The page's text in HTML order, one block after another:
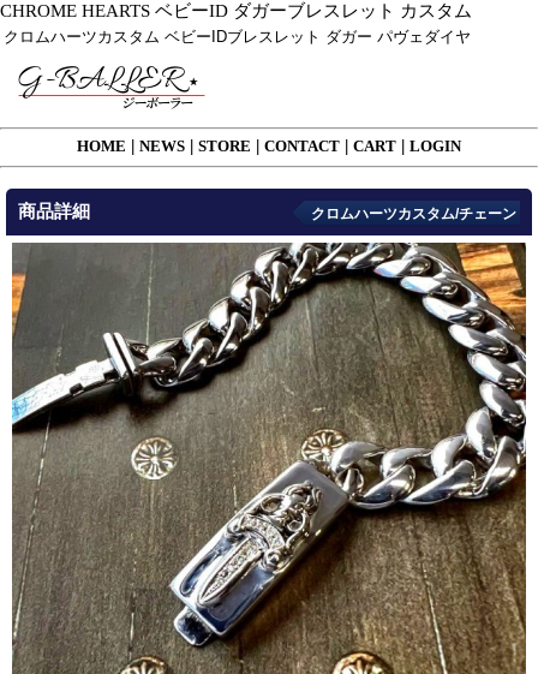
CHROME HEARTS ベビーID ダガーブレスレット カスタム
クロムハーツカスタム ベビーIDブレスレット ダガー パヴェダイヤ
HOME NEWS STORE CONTACT CART LOGIN
商品詳細 クロムハーツカスタム/チェーン